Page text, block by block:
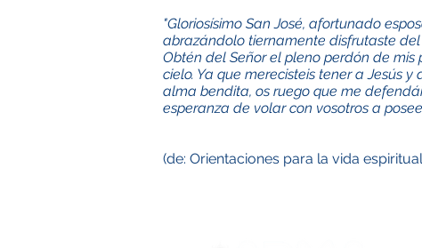
"Gloriosísimo San José, afortunado
abrazándolo tiernamente disfrutaste
Obtén del Señor el pleno perdón de
cielo. Ya que merecisteis tener a Jesús
alma bendita, os ruego que me
esperanza de volar con vosotros a
(de: Orientaciones para la vida